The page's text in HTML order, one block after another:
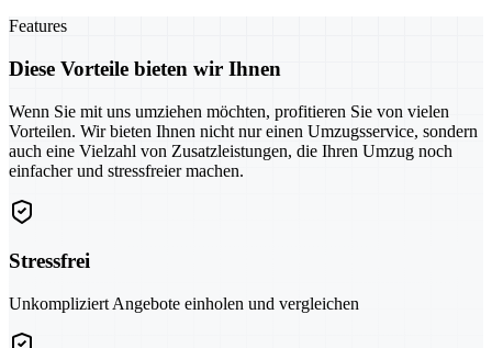
Features
Diese Vorteile bieten wir Ihnen
Wenn Sie mit uns umziehen möchten, profitieren Sie von vielen
Vorteilen. Wir bieten Ihnen nicht nur einen Umzugsservice, sondern
auch eine Vielzahl von Zusatzleistungen, die Ihren Umzug noch
einfacher und stressfreier machen.
Stressfrei
Unkompliziert Angebote einholen und vergleichen